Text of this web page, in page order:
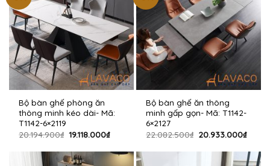
Bộ bàn ghế phòng ăn
thông minh kéo dài- Mã:
T1142-6×2119
20.194.900₫ Giá
là:
20.194.900₫.
19.118.000₫Giá
tại
là:
Bộ bàn ghế ăn thông
minh gấp gọn- Mã: T1142-
6×2127
22.082.500₫ Giá
là:
22.082.500₫.
20.933.000₫Giá
tại
là: